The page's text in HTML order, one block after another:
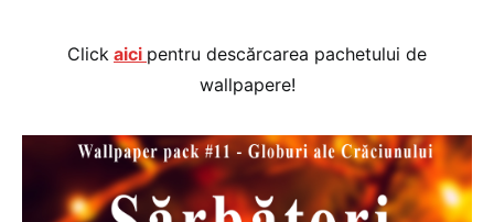
Click aici pentru descărcarea pachetului de
wallpapere!